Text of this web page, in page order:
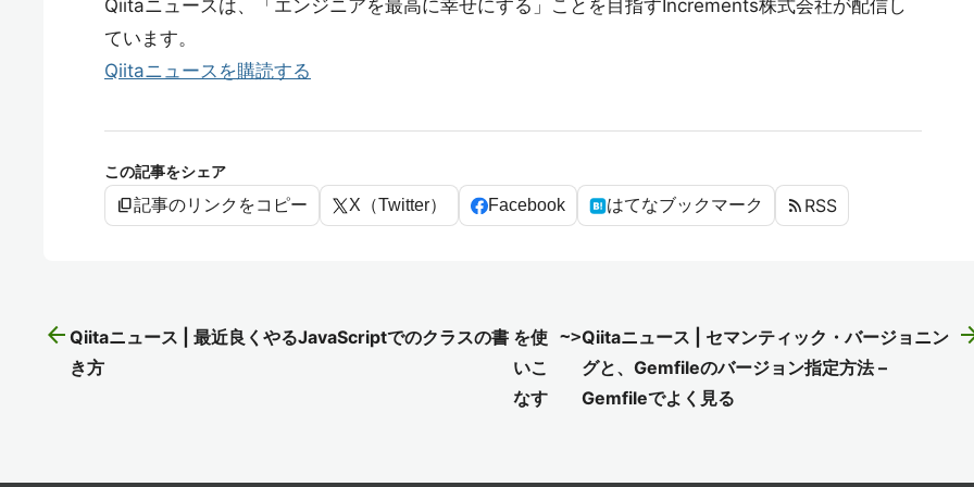
Qiitaニュースは、「エンジニアを最高に幸せにする」ことを目指すIncrements株式会社が配信し
ています。
Qiitaニュースを購読する
この記事をシェア
content_copy記事のリンクをコピー X（Twitter） Facebook はてなブックマーク rss_feed RSS
arrow_back Qiitaニュース | 最近良くやるJavaScriptでのクラスの書
き方
Qiitaニュース | セマンティック・バージョニン
グと、Gemfileのバージョン指定方法 –
Gemfileでよく見る
~>
を使
いこ
なす